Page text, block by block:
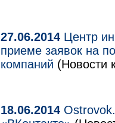
27.06.2014 Центр
приеме заявок на
компаний (Новости
18.06.2014